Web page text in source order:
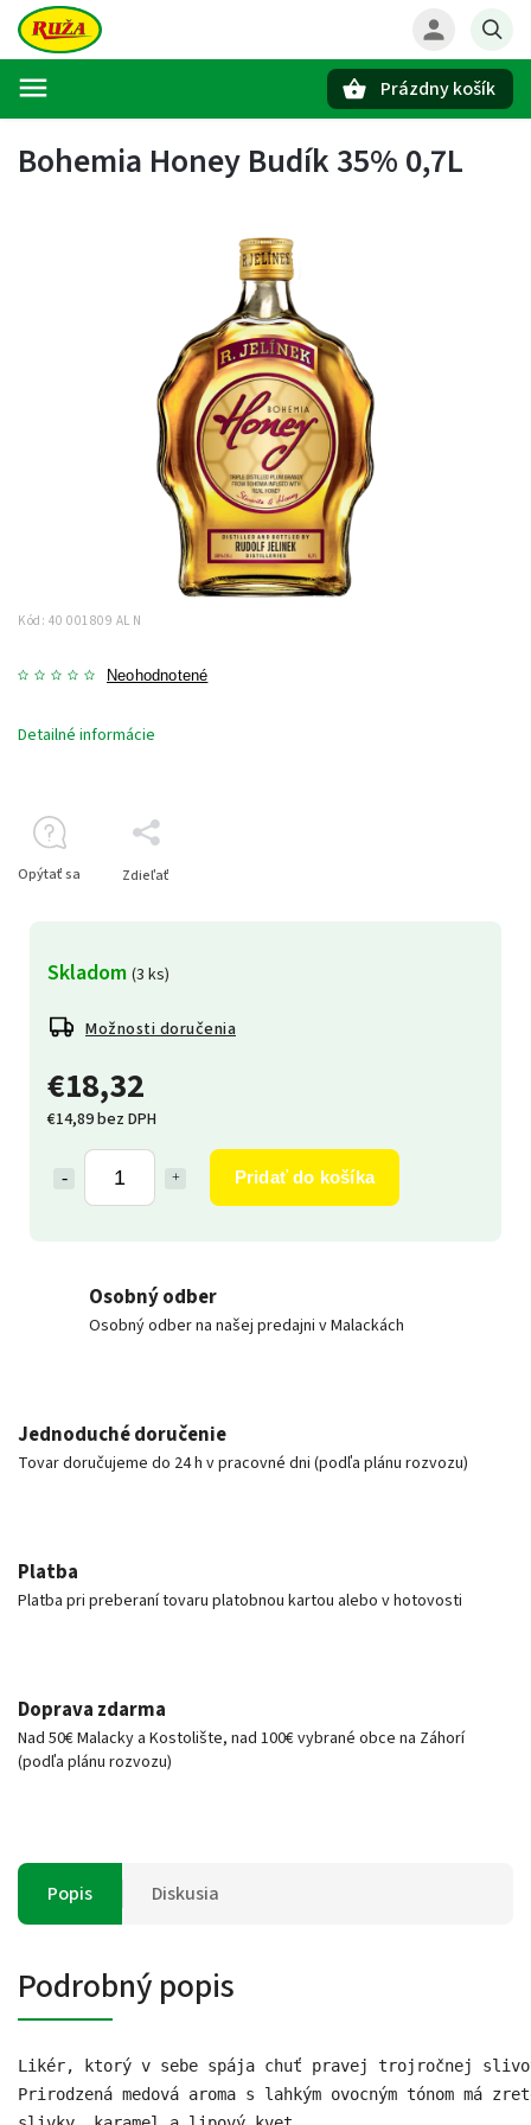
Prázdny košík
Bohemia Honey Budík 35% 0,7L
Kód: 40 001809 AL N
Neohodnotené
€18,32
€14,89 bez DPH
Pridať do košíka
Skladom (3 ks)
Možnosti doručenia
Detailné informácie
Opýtať sa Zdieľať
Osobný odber
Osobný odber na našej predajni v Malackách
Jednoduché doručenie
Tovar doručujeme do 24 h v pracovné dni (podľa plánu rozvozu)
Platba
Platba pri preberaní tovaru platobnou kartou alebo v hotovosti
Doprava zdarma
Nad 50€ Malacky a Kostolište, nad 100€ vybrané obce na Záhorí
(podľa plánu rozvozu)
Popis Diskusia
Podrobný popis
Likér, ktorý v sebe spája chuť pravej trojročnej
Prirodzená medová aroma s lahkým ovocným tónom